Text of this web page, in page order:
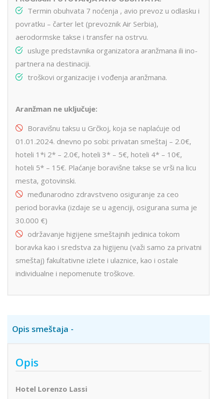
Termin obuhvata 7 noćenja , avio prevoz u odlasku i
povratku – čarter let (prevoznik Air Serbia),
aerodormske takse i transfer na ostrvu.
usluge predstavnika organizatora aranžmana ili ino-
partnera na destinaciji.
troškovi organizacije i vođenja aranžmana.
Aranžman ne uključuje:
Boravišnu taksu u Grčkoj, koja se naplaćuje od
01.01.2024. dnevno po sobi: privatan smeštaj – 2.0€,
hoteli 1*i 2* – 2.0€, hoteli 3* – 5€, hoteli 4* – 10€,
hoteli 5* – 15€. Plaćanje boravišne takse se vrši na licu
mesta, gotovinski.
međunarodno zdravstveno osiguranje za ceo
period boravka (izdaje se u agenciji, osigurana suma je
30.000 €)
održavanje higijene smeštajnih jedinica tokom
boravka kao i sredstva za higijenu (važi samo za privatni
smeštaj) fakultativne izlete i ulaznice, kao i ostale
individualne i nepomenute troškove.
Opis smeštaja
Opis
Hotel Lorenzo Lassi